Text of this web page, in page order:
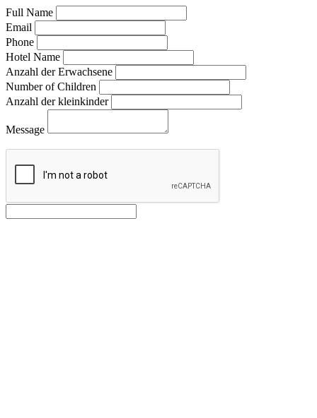
Full Name
Email
Phone
Hotel Name
Anzahl der Erwachsene
Number of Children
Anzahl der kleinkinder
Message